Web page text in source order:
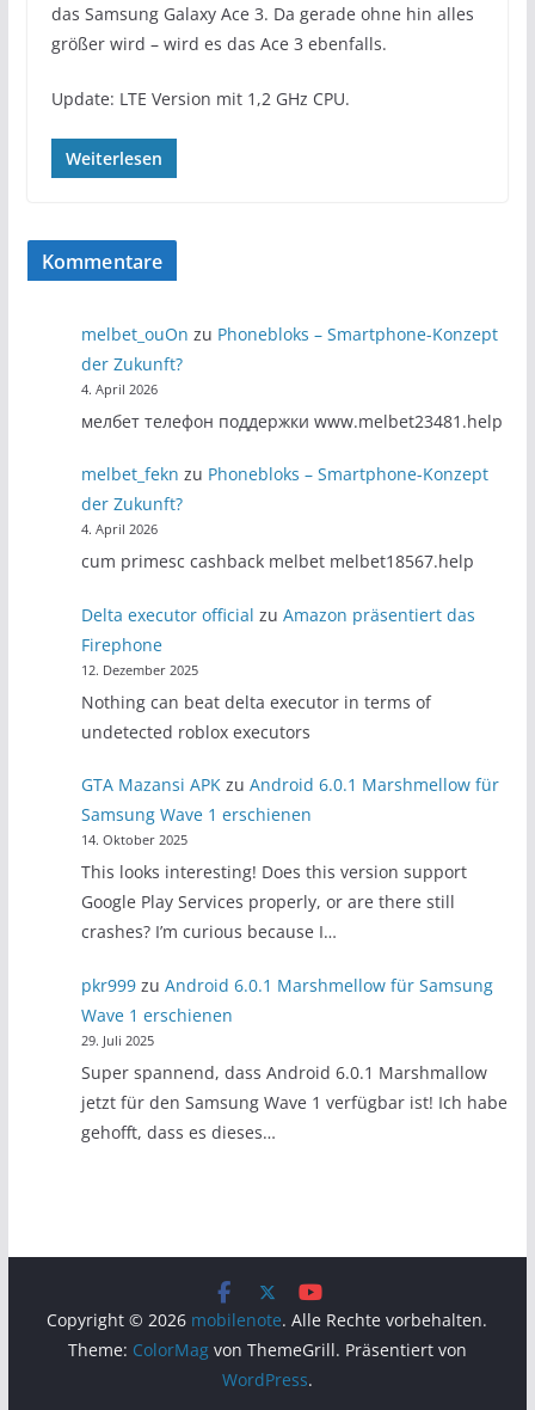
das Samsung Galaxy Ace 3. Da gerade ohne hin alles
größer wird – wird es das Ace 3 ebenfalls.
Update: LTE Version mit 1,2 GHz CPU.
Weiterlesen
Kommentare
melbet_ouOn zu Phonebloks – Smartphone-Konzept
der Zukunft?
4. April 2026
мелбет телефон поддержки www.melbet23481.help
melbet_fekn zu Phonebloks – Smartphone-Konzept
der Zukunft?
4. April 2026
cum primesc cashback melbet melbet18567.help
Delta executor official zuAmazon präsentiert das
Firephone
12. Dezember 2025
Nothing can beat delta executor in terms of
undetected roblox executors
GTA Mazansi APK zuAndroid 6.0.1 Marshmellow für
Samsung Wave 1 erschienen
14. Oktober 2025
This looks interesting! Does this version support
Google Play Services properly, or are there still
crashes? I’m curious because I…
pkr999 zuAndroid 6.0.1 Marshmellow für Samsung
Wave 1 erschienen
29. Juli 2025
Super spannend, dass Android 6.0.1 Marshmallow
jetzt für den Samsung Wave 1 verfügbar ist! Ich habe
gehofft, dass es dieses…
Copyright © 2026 mobilenote. Alle Rechte vorbehalten.
Theme: ColorMagvon ThemeGrill. Präsentiert von
WordPress.